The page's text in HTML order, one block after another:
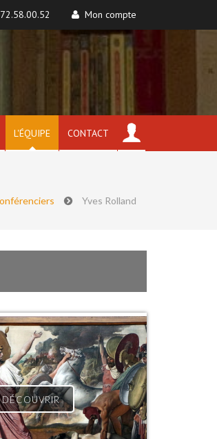
Mon compte
L'ÉQUIPE CONTACT
Yves Rolland
DÉCOUVRIR